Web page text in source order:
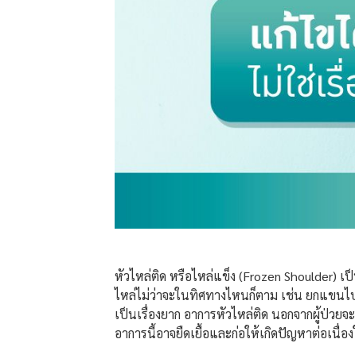
หัวไหล่ติด หรือไหล่แข็ง (Frozen Shoulder) เ
ไหล่ไม่ว่าจะในทิศทางไหนก็ตาม เช่น ยกแขน
เป็นเรื่องยาก อาการหัวไหล่ติด นอกจากผู้ป่วย
อาการนี้อาจยืดเยื้อและก่อให้เกิดปัญหาต่อเนื่อ